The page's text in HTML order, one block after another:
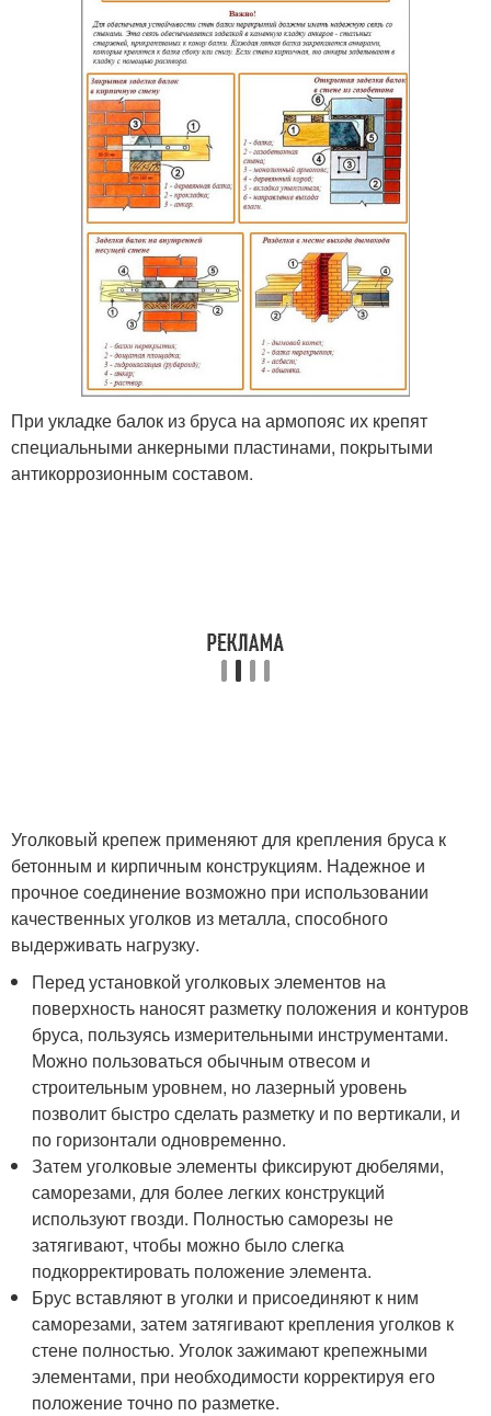
При укладке балок из бруса на армопояс их крепят
специальными анкерными пластинами, покрытыми
антикоррозионным составом.
Уголковый крепеж применяют для крепления бруса к
бетонным и кирпичным конструкциям. Надежное и
прочное соединение возможно при использовании
качественных уголков из металла, способного
выдерживать нагрузку.
Перед установкой уголковых элементов на
поверхность наносят разметку положения и контуров
бруса, пользуясь измерительными инструментами.
Можно пользоваться обычным отвесом и
строительным уровнем, но лазерный уровень
позволит быстро сделать разметку и по вертикали, и
по горизонтали одновременно.
Затем уголковые элементы фиксируют дюбелями,
саморезами, для более легких конструкций
используют гвозди. Полностью саморезы не
затягивают, чтобы можно было слегка
подкорректировать положение элемента.
Брус вставляют в уголки и присоединяют к ним
саморезами, затем затягивают крепления уголков к
стене полностью. Уголок зажимают крепежными
элементами, при необходимости корректируя его
положение точно по разметке.